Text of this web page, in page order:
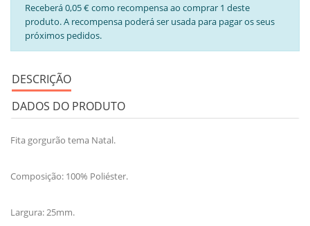
Receberá 0,05 € como recompensa ao comprar 1 deste
produto. A recompensa poderá ser usada para pagar os seus
próximos pedidos.
DESCRIÇÃO
DADOS DO PRODUTO
Fita gorgurão tema Natal.
Composição: 100% Poliéster.
Largura: 25mm.